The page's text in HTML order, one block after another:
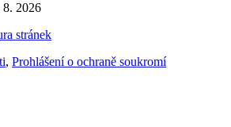
8. 2026
stránek
, Prohlášení o ochraně soukromí